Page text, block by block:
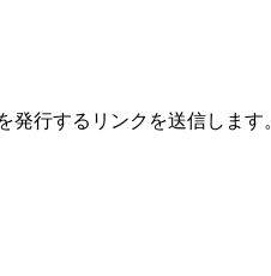
行するリンクを送信します。